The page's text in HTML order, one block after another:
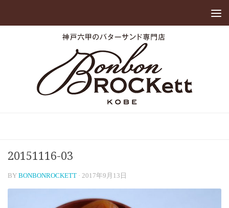
20151116-03
BY BONBONROCKETT · 2017年9月13日